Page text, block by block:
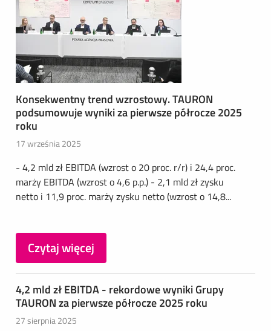
Konsekwentny trend wzrostowy. TAURON
podsumowuje wyniki za pierwsze półrocze 2025
roku
17 września 2025
- 4,2 mld zł EBITDA (wzrost o 20 proc. r/r) i 24,4 proc.
marży EBITDA (wzrost o 4,6 p.p.) - 2,1 mld zł zysku
netto i 11,9 proc. marży zysku netto (wzrost o 14,8...
Czytaj więcej
4,2 mld zł EBITDA - rekordowe wyniki Grupy
TAURON za pierwsze półrocze 2025 roku
27 sierpnia 2025